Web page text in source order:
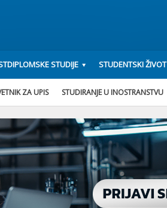
STUDIJE STUDENTSKI ŽIVOT
ZA UPIS STUDIRANJE U INOSTRANSTVU